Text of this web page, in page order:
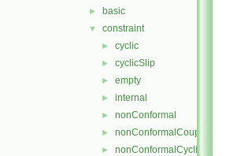
► basic
▼ constraint
► cyclic
► cyclicSlip
► empty
► internal
► nonConformal
► nonConformalCoupled
► nonConformalCyclic